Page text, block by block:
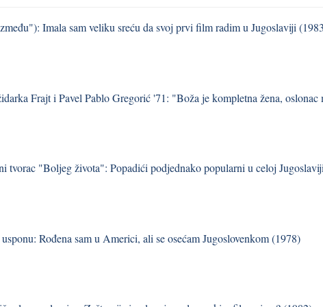
Imala sam veliku sreću da svoj prvi film radim u Jugoslaviji
Frajt i Pavel Pablo Gregorić '71: "Boža je kompletna žena, oslonac
tvorac "Boljeg života": Popadići podjednako popularni u celoj
Rođena sam u Americi, ali se osećam Jugoslovenkom (1978)